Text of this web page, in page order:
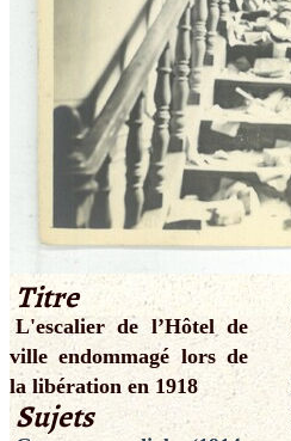
Titre
L'escalier de l’Hôtel de
ville endommagé lors de
la libération en 1918
Sujets